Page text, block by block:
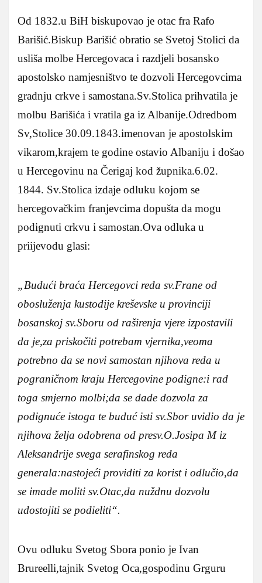
Od 1832.u BiH biskupovao je otac fra Rafo
Barišić.Biskup Barišić obratio se Svetoj Stolici da
usliša molbe Hercegovaca i razdjeli bosansko
apostolsko namjesništvo te dozvoli Hercegovcima
gradnju crkve i samostana.Sv.Stolica prihvatila je
molbu Barišića i vratila ga iz Albanije.Odredbom
Sv,Stolice 30.09.1843.imenovan je apostolskim
vikarom,krajem te godine ostavio Albaniju i došao
u Hercegovinu na Čerigaj kod župnika.6.02.
1844. Sv.Stolica izdaje odluku kojom se
hercegovačkim franjevcima dopušta da mogu
podignuti crkvu i samostan.Ova odluka u
priijevodu glasi:
„Budući braća Hercegovci reda sv.Frane od
obosluženja kustodije kreševske u provinciji
bosanskoj sv.Sboru od raširenja vjere izpostavili
da je,za priskočiti potrebam vjernika,veoma
potrebno da se novi samostan njihova reda u
pograničnom kraju Hercegovine podigne:i rad
toga smjerno molbi;da se dade dozvola za
podignuće istoga te buduć isti sv.Sbor uvidio da je
njihova želja odobrena od presv.O.Josipa M iz
Aleksandrije svega serafinskog reda
generala:nastojeći providiti za korist i odlučio,da
se imade moliti sv.Otac,da nuždnu dozvolu
udostojiti se podieliti“.
Ovu odluku Svetog Sbora ponio je Ivan
Brureelli,tajnik Svetog Oca,gospodinu Grguru